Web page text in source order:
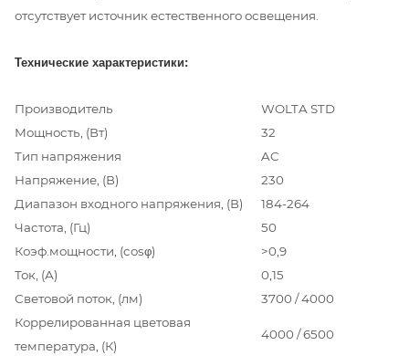
отсутствует источник естественного освещения.
Технические характеристики:
Производитель
WOLTA STD
Мощность, (Вт)
32
Тип напряжения
AC
Напряжение, (В)
230
Диапазон входного напряжения, (В)
184-264
Частота, (Гц)
50
Коэф.мощности, (cosφ)
>0,9
Ток, (А)
0,15
Световой поток, (лм)
3700 / 4000
Коррелированная цветовая
температура, (К)
4000 / 6500